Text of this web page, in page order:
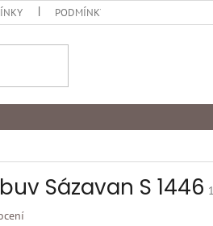
PODMÍNKY OCHRANY OSOBNÍCH
Sázavan S 1446